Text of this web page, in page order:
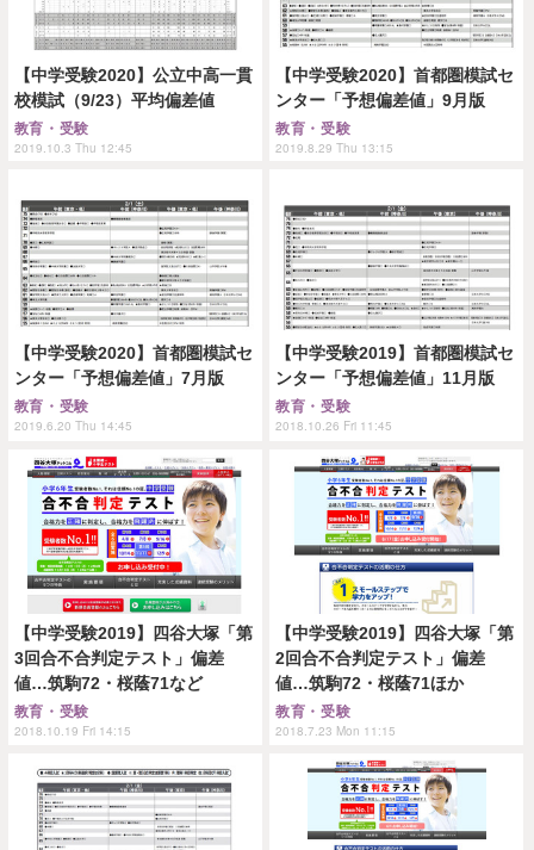
【中学受験2020】公立中高一貫
校模試（9/23）平均偏差値
教育・受験
2019.10.3 Thu 12:45
【中学受験2020】首都圏模試セ
ンター「予想偏差値」9月版
教育・受験
2019.8.29 Thu 13:15
【中学受験2020】首都圏模試セ
ンター「予想偏差値」7月版
教育・受験
2019.6.20 Thu 14:45
【中学受験2019】首都圏模試セ
ンター「予想偏差値」11月版
教育・受験
2018.10.26 Fri 11:45
【中学受験2019】四谷大塚「第
3回合不合判定テスト」偏差
値…筑駒72・桜蔭71など
教育・受験
2018.10.19 Fri 14:15
【中学受験2019】四谷大塚「第
2回合不合判定テスト」偏差
値…筑駒72・桜蔭71ほか
教育・受験
2018.7.23 Mon 11:15